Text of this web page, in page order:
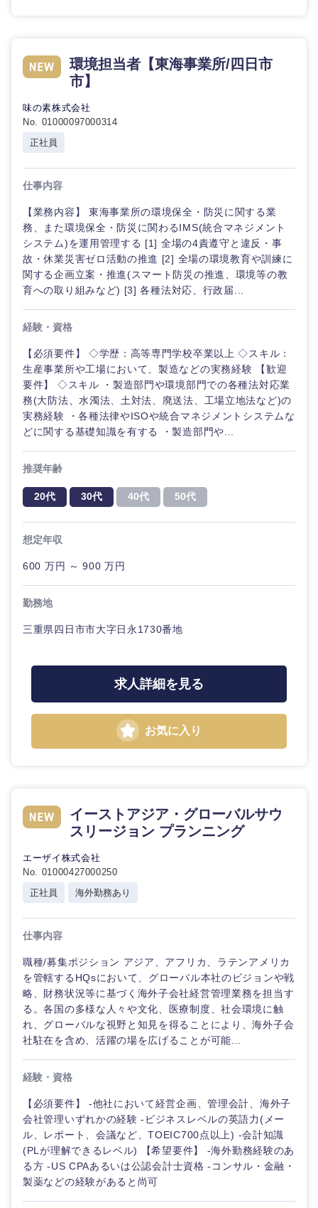
中国・四国地方
愛媛県
環境担当者【東海事業所/四日市
市】
味の素株式会社
No. 01000097000314
正社員
仕事内容
【業務内容】 東海事業所の環境保全・防災に関する業
務、また環境保全・防災に関わるIMS(統合マネジメント
システム)を運用管理する [1] 全場の4責遵守と違反・事
故・休業災害ゼロ活動の推進 [2] 全場の環境教育や訓練に
関する企画立案・推進(スマート防災の推進、環境等の教
育への取り組みなど) [3] 各種法対応、行政届...
経験・資格
【必須要件】 ◇学歴：高等専門学校卒業以上 ◇スキル：
生産事業所や工場において、製造などの実務経験 【歓迎
要件】 ◇スキル ・製造部門や環境部門での各種法対応業
務(大防法、水濁法、土対法、廃送法、工場立地法など)の
実務経験 ・各種法律やISOや統合マネジメントシステムな
どに関する基礎知識を有する ・製造部門や...
推奨年齢
20代 30代 40代 50代
想定年収
600 万円 ～ 900 万円
勤務地
三重県四日市市大字日永1730番地
求人詳細を見る
お気に入り
イーストアジア・グローバルサウ
スリージョン プランニング
エーザイ株式会社
No. 01000427000250
正社員
海外勤務あり
仕事内容
職種/募集ポジション アジア、アフリカ、ラテンアメリカ
を管轄するHQsにおいて、グローバル本社のビジョンや戦
略、財務状況等に基づく海外子会社経営管理業務を担当す
る。各国の多様な人々や文化、医療制度、社会環境に触
れ、グローバルな視野と知見を得ることにより、海外子会
社駐在を含め、活躍の場を広げることが可能...
経験・資格
【必須要件】 -他社において経営企画、管理会計、海外子
会社管理いずれかの経験 -ビジネスレベルの英語力(メー
ル、レポート、会議など、TOEIC700点以上) -会計知識
(PLが理解できるレベル) 【希望要件】 -海外勤務経験のあ
る方 -US CPAあるいは公認会計士資格 -コンサル・金融・
製薬などの経験があると尚可